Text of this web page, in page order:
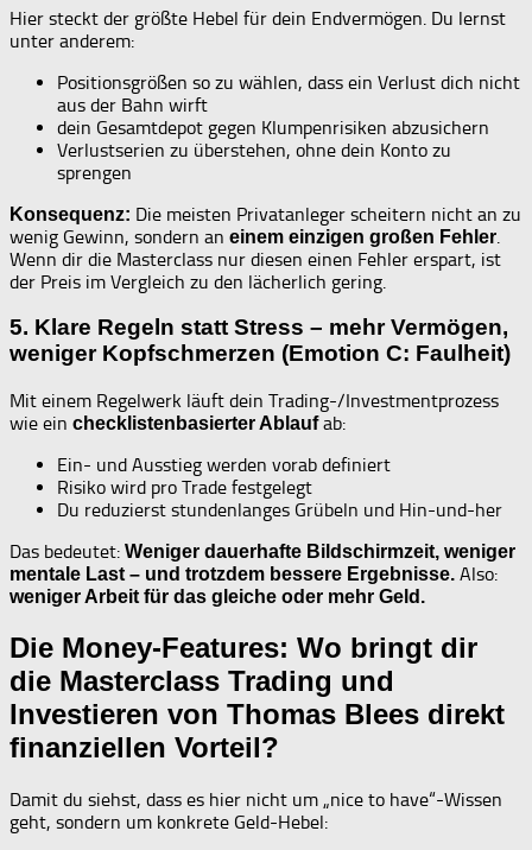
Hier steckt der größte Hebel für dein Endvermögen. Du lernst
unter anderem:
Positionsgrößen so zu wählen, dass ein Verlust dich nicht
aus der Bahn wirft
dein Gesamtdepot gegen Klumpenrisiken abzusichern
Verlustserien zu überstehen, ohne dein Konto zu
sprengen
Konsequenz: Die meisten Privatanleger scheitern nicht an zu
wenig Gewinn, sondern an einem einzigen großen Fehler
Wenn dir die Masterclass nur diesen einen Fehler erspart, ist
der Preis im Vergleich zu den lächerlich gering.
5. Klare Regeln statt Stress – mehr Vermögen,
weniger Kopfschmerzen (Emotion C: Faulheit)
Mit einem Regelwerk läuft dein Trading-/Investmentprozess
wie ein checklistenbasierter Ablaufab:
Ein- und Ausstieg werden vorab definiert
Risiko wird pro Trade festgelegt
Du reduzierst stundenlanges Grübeln und Hin-und-her
Das bedeutet: Weniger dauerhafte Bildschirmzeit, weniger
mentale Last – und trotzdem bessere Ergebnisse. Also:
weniger Arbeit für das gleiche oder mehr Geld.
Die Money-Features: Wo bringt dir
die Masterclass Trading und
Investieren von Thomas Blees direkt
finanziellen Vorteil?
Damit du siehst, dass es hier nicht um „nice to have“-Wissen
geht, sondern um konkrete Geld-Hebel: